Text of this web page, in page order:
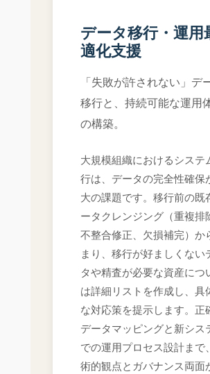
データ移行・運用
適化支援
「失敗が許されない」デ
移行と、持続可能な運用
の構築。
大規模組織におけるシステ
行は、データの完全性確保
大の課題です。移行前の既
ータクレンジング（重複排
不整合修正、欠損補完）か
まり、移行が好ましくない
タや精査が必要な資産につ
は詳細リストを作成し、具
な対応策を提示します。正
データマッピングと新シス
での運用プロセス設計まで
術的観点とガバナンス両面